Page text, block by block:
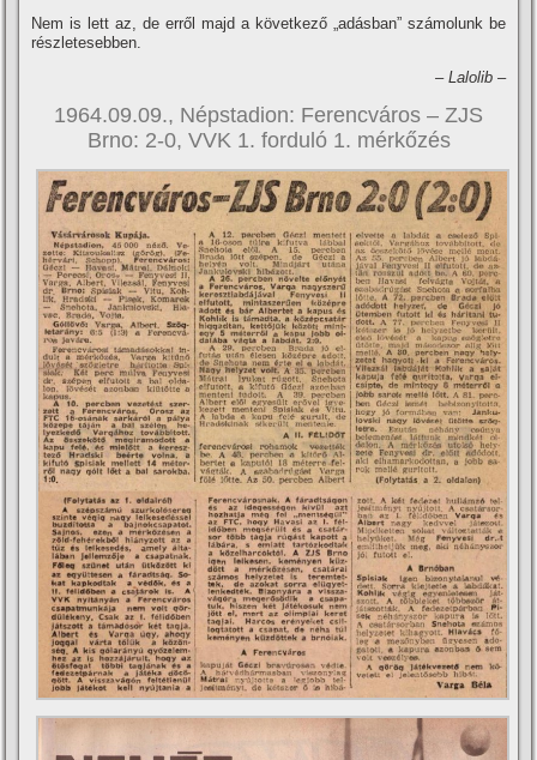
Nem is lett az, de erről majd a következő „adásban” számolunk be
részletesebben.
– Lalolib –
1964.09.09., Népstadion: Ferencváros – ZJS
Brno: 2-0, VVK 1. forduló 1. mérkőzés